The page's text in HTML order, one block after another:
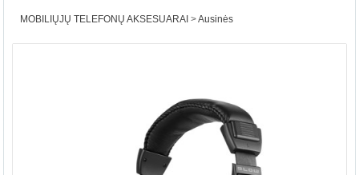
MOBILIŲJŲ TELEFONŲ AKSESUARAI Ausinės